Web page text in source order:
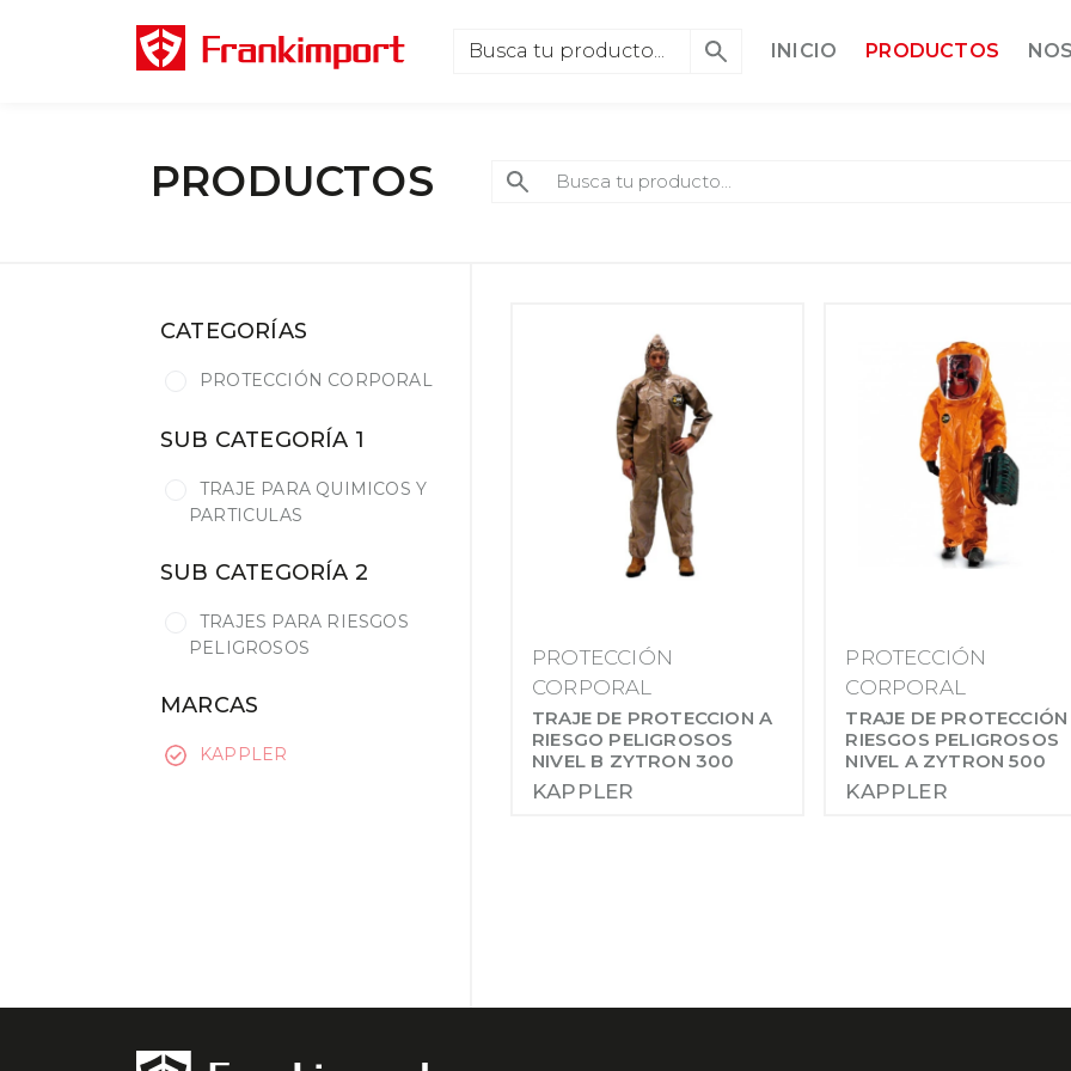
INICIO PRODUCTOS
PRODUCTOS
CATEGORÍAS
PROTECCIÓN CORPORAL
SUB CATEGORÍA 1
TRAJE PARA QUIMICOS Y
PARTICULAS
SUB CATEGORÍA 2
TRAJES PARA RIESGOS
PELIGROSOS
MARCAS
KAPPLER
PROTECCIÓN
CORPORAL
TRAJE DE PROTECCION A
RIESGO PELIGROSOS
NIVEL B ZYTRON 300
KAPPLER
PROTECCIÓN
CORPORAL
TRAJE DE
RIESGOS PELIGROSOS
NIVEL A ZYTRON 500
KAPPLER